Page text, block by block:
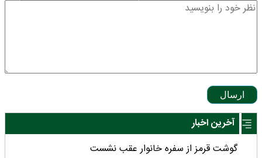
ارسال
آخرین اخبار
گوشت قرمز از سفره خانوار عقب نشست